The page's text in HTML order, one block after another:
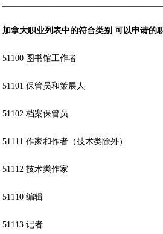
加拿大职业列表中的符合类别 可以申请的
51100 图书馆工作者
51101 保管员和策展人
51102 档案保管员
51111 作家和作者（技术类除外）
51112 技术类作家
51110 编辑
51113 记者